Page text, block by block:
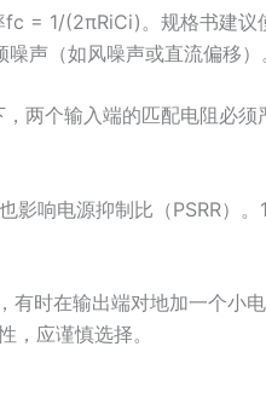
= 1/(2πRiCi)。规格书建议
声（如风噪声或直流偏移）
两个输入端的匹配电阻必
响电源抑制比（PSRR）
时在输出端对地加一个小
，应谨慎选择。